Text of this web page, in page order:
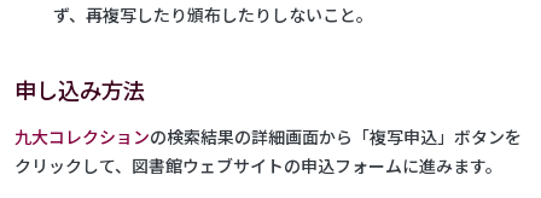
ず、再複写したり頒布したりしないこと。
申し込み方法
九大コレクションの検索結果の詳細画面から「複写申込」ボタンを
クリックして、図書館ウェブサイトの申込フォームに進みます。